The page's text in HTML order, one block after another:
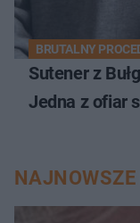
BRUTALNY
Sutener z
Jedna z ofiar
NAJNOWSZE